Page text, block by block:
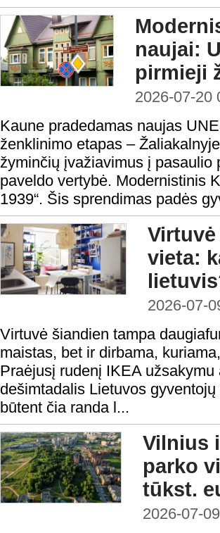
naujai:
pirmieji
2026-07-20
Kaune pradedamas naujas
ženklinimo etapas –
žyminčių įvažiavimus į pasaulio
paveldo vertybė. Modernistinis
1939“. Šis sprendimas padės
vieta:
2026-07-
Virtuvė šiandien tampa
maistas, bet ir dirbama,
Praėjusį rudenį IKEA
dešimtadalis Lietuvos
būtent čia randa l...
Vilnius
parko
tūkst.
2026-07-